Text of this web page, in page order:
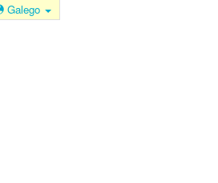
Galego